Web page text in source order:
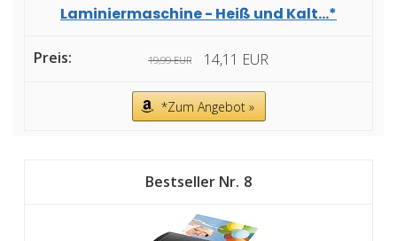
Laminiermaschine - Heiß und Kalt...*
19,99 EUR 14,11 EUR
*Zum Angebot »
8